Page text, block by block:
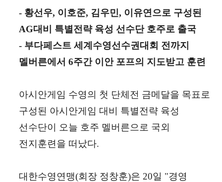
- 황선우, 이호준, 김우민, 이유연으로 구성된
AG대비 특별전략 육성 선수단 호주로 출국
- 부다페스트 세계수영선수권대회 전까지
멜버른에서 6주간 이안 포프의 지도받고 훈련
아시안게임 수영의 첫 단체전 금메달을 목표로
구성된 아시안게임 대비 특별전략 육성
선수단이 오늘 호주 멜버른으로 국외
전지훈련을 떠났다.
대한수영연맹(회장 정창훈)은 20일 "경영